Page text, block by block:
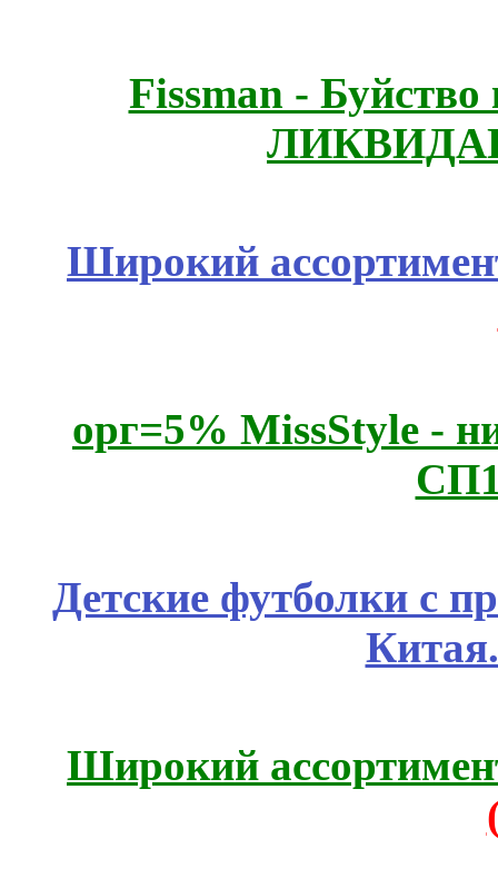
Fissmаn -
Широкий
орг=5% MissStyle -
Детские футболки с
Широкий